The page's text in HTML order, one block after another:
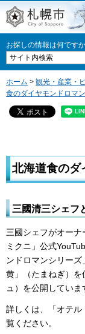
札幌市
お探しの情報は何ですか
ホーム > 観光・産業・
食のダイヤモンドロマン
北海道食のダ
三國清三シェフ
三國シェフがオーナ
ミクニ」公式
ンドロマンシリー
黄」（たまねぎ）
ュ）を公開していま
詳しくは、「オテ
覧ください。